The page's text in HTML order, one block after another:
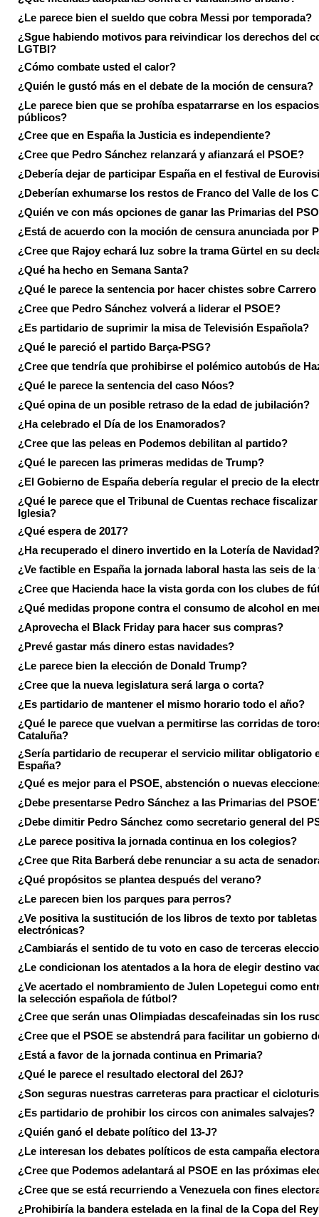
¿Le parece bien el sueldo que cobra Messi por temporada?
¿Sgue habiendo motivos para reivindicar los derechos del
LGTBI?
¿Cómo combate usted el calor?
¿Quién le gustó más en el debate de la moción de censura?
¿Le parece bien que se prohíba espatarrarse en los espacios
públicos?
¿Cree que en España la Justicia es independiente?
¿Cree que Pedro Sánchez relanzará y afianzará el PSOE?
¿Debería dejar de participar España en el festival de
¿Deberían exhumarse los restos de Franco del Valle de los
¿Quién ve con más opciones de ganar las Primarias del
¿Está de acuerdo con la moción de censura anunciada por
¿Cree que Rajoy echará luz sobre la trama Gürtel en su
¿Qué ha hecho en Semana Santa?
¿Qué le parece la sentencia por hacer chistes sobre
¿Cree que Pedro Sánchez volverá a liderar el PSOE?
¿Es partidario de suprimir la misa de Televisión Española?
¿Qué le pareció el partido Barça-PSG?
¿Cree que tendría que prohibirse el polémico autobús de
¿Qué le parece la sentencia del caso Nóos?
¿Qué opina de un posible retraso de la edad de jubilación?
¿Ha celebrado el Día de los Enamorados?
¿Cree que las peleas en Podemos debilitan al partido?
¿Qué le parecen las primeras medidas de Trump?
¿El Gobierno de España debería regular el precio de la
¿Qué le parece que el Tribunal de Cuentas rechace fiscalizar
Iglesia?
¿Qué espera de 2017?
¿Ha recuperado el dinero invertido en la Lotería de Navidad?
¿Ve factible en España la jornada laboral hasta las seis de la
¿Cree que Hacienda hace la vista gorda con los clubes de
¿Qué medidas propone contra el consumo de alcohol en
¿Aprovecha el Black Friday para hacer sus compras?
¿Prevé gastar más dinero estas navidades?
¿Le parece bien la elección de Donald Trump?
¿Cree que la nueva legislatura será larga o corta?
¿Es partidario de mantener el mismo horario todo el año?
¿Qué le parece que vuelvan a permitirse las corridas de
Cataluña?
¿Sería partidario de recuperar el servicio militar obligatorio
España?
¿Qué es mejor para el PSOE, abstención o nuevas
¿Debe presentarse Pedro Sánchez a las Primarias del
¿Debe dimitir Pedro Sánchez como secretario general del
¿Le parece positiva la jornada continua en los colegios?
¿Cree que Rita Barberá debe renunciar a su acta de
¿Qué propósitos se plantea después del verano?
¿Le parecen bien los parques para perros?
¿Ve positiva la sustitución de los libros de texto por tabletas
electrónicas?
¿Cambiarás el sentido de tu voto en caso de terceras
¿Le condicionan los atentados a la hora de elegir destino
¿Ve acertado el nombramiento de Julen Lopetegui como
la selección española de fútbol?
¿Cree que serán unas Olimpiadas descafeinadas sin los
¿Cree que el PSOE se abstendrá para facilitar un gobierno
¿Está a favor de la jornada continua en Primaria?
¿Qué le parece el resultado electoral del 26J?
¿Son seguras nuestras carreteras para practicar el
¿Es partidario de prohibir los circos con animales salvajes?
¿Quién ganó el debate político del 13-J?
¿Le interesan los debates políticos de esta campaña
¿Cree que Podemos adelantará al PSOE en las próximas
¿Cree que se está recurriendo a Venezuela con fines
¿Prohibiría la bandera estelada en la final de la Copa del